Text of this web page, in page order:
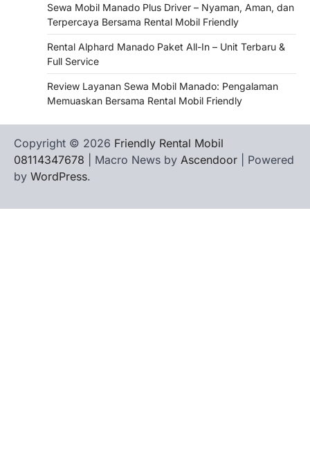
Sewa Mobil Manado Plus Driver – Nyaman, Aman, dan
Terpercaya Bersama Rental Mobil Friendly
Rental Alphard Manado Paket All-In – Unit Terbaru &
Full Service
Review Layanan Sewa Mobil Manado: Pengalaman
Memuaskan Bersama Rental Mobil Friendly
Copyright © 2026 Friendly Rental Mobil
08114347678 | Macro News by Ascendoor | Powered
by WordPress.
KamiPolicy
of Kami